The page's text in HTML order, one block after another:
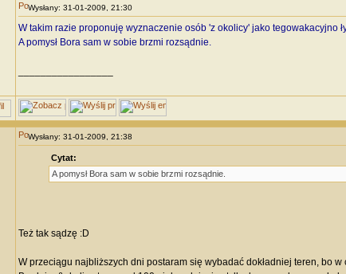
Wysłany: 31-01-2009, 21:30
W takim razie proponuję wyznaczenie osób 'z okolicy' jako tegowakacyjno
A pomysł Bora sam w sobie brzmi rozsądnie.
Wysłany: 31-01-2009, 21:38
Cytat:
A pomysł Bora sam w sobie brzmi rozsądnie.
Też tak sądzę :D
W przeciągu najbliższych dni postaram się wybadać dokładniej teren, bo